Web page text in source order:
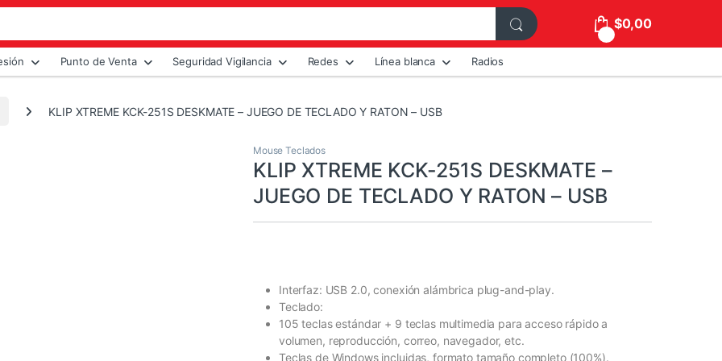
$0,00
Punto de Venta Seguridad Vigilancia Redes Línea blanca Radios
KLIP XTREME KCK-251S DESKMATE – JUEGO DE TECLADO Y RATON – USB
Mouse Teclados
KLIP XTREME KCK-251S DESKMATE –
JUEGO DE TECLADO Y RATON – USB
Interfaz: USB 2.0, conexión alámbrica plug-and-play.
Teclado:
105 teclas estándar + 9 teclas multimedia para acceso rápido a
volumen, reproducción, correo, navegador, etc.
Teclas de Windows incluidas, formato tamaño completo (100%).